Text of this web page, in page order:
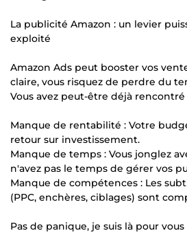
La publicité Amazon : un levier
exploité
Amazon Ads peut booster vos
claire, vous risquez de perdre du
Vous avez peut-être déjà
Manque de rentabilité : Votre
retour sur investissement.
Manque de temps : Vous jonglez
n'avez pas le temps de gérer vos
Manque de compétences : Les
(PPC, enchères, ciblages) sont
Pas de panique, je suis là pour vous